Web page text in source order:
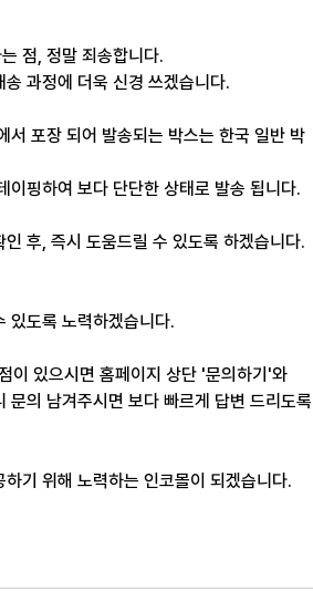
점, 정말 죄송합니다.
과정에 더욱 신경 쓰겠습니다.
서 포장 되어 발송되는 박스는 한국 일반 박
이핑하여 보다 단단한 상태로 발송 됩니다.
후, 즉시 도움드릴 수 있도록 하겠습니다.
있도록 노력하겠습니다.
이 있으시면 홈페이지 상단 '문의하기'와
의 남겨주시면 보다 빠르게 답변 드리도록
기 위해 노력하는 인코몰이 되겠습니다.